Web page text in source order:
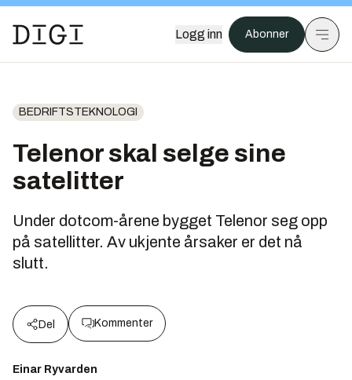
Logg inn Abonner
BEDRIFTSTEKNOLOGI
Telenor skal selge sine
satelitter
Under dotcom-årene bygget Telenor seg opp
på satellitter. Av ukjente årsaker er det nå
slutt.
Del Kommenter
Einar Ryvarden